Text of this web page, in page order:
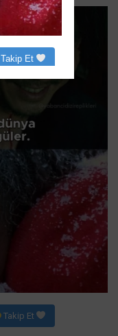
Takip Et
Takip Et